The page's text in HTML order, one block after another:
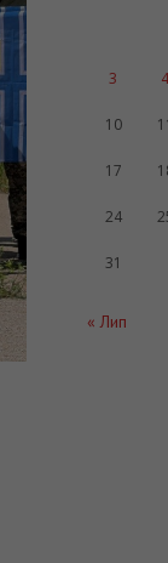
« Лип
3 4
10
17
24
31